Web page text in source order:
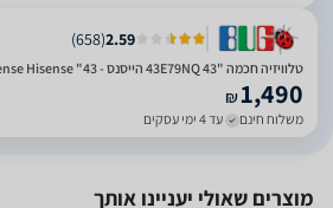
2.59
(
658
)
טלוויזיה חכמה "43 43E79NQ הייסנס - Hisense Hisense "43
₪1,490
משלוח חינם עד 4 ימי עסקים
מוצרים שאולי יעניינו אותך